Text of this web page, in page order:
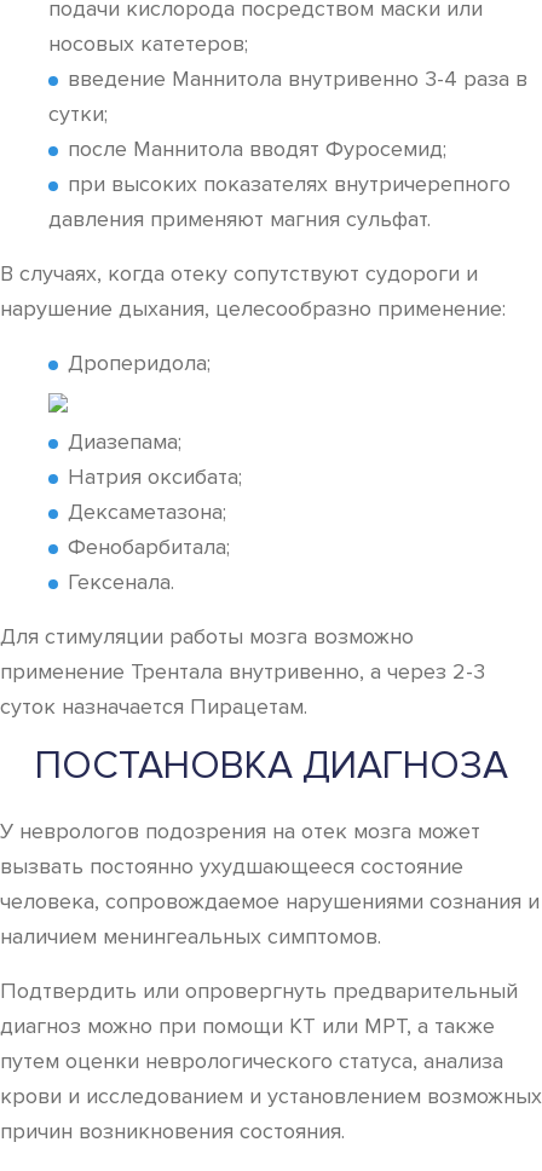
подачи кислорода посредством маски или
носовых катетеров;
введение Маннитола внутривенно 3-4 раза в
сутки;
после Маннитола вводят Фуросемид;
при высоких показателях внутричерепного
давления применяют магния сульфат.
В случаях, когда отеку сопутствуют судороги и
нарушение дыхания, целесообразно применение:
Дроперидола;
Диазепама;
Натрия оксибата;
Дексаметазона;
Фенобарбитала;
Гексенала.
Для стимуляции работы мозга возможно
применение Трентала внутривенно, а через 2-3
суток назначается Пирацетам.
ПОСТАНОВКА ДИАГНОЗА
У неврологов подозрения на отек мозга может
вызвать постоянно ухудшающееся состояние
человека, сопровождаемое нарушениями сознания и
наличием менингеальных симптомов.
Подтвердить или опровергнуть предварительный
диагноз можно при помощи КТ или МРТ, а также
путем оценки неврологического статуса, анализа
крови и исследованием и установлением возможных
причин возникновения состояния.